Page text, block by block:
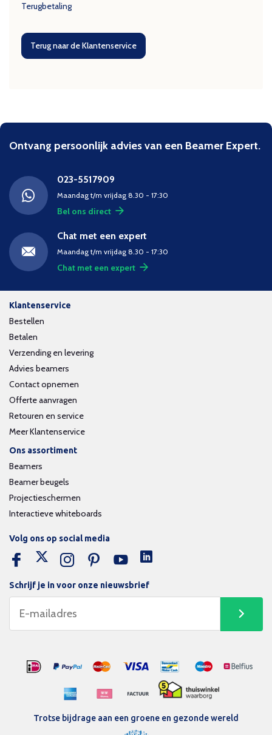
Terugbetaling
Terug naar de Klantenservice
Ontvang persoonlijk advies van een Beamer Expert.
023-5517909
Maandag t/m vrijdag 8.30 - 17:30
Bel ons direct
Chat met een expert
Maandag t/m vrijdag 8.30 - 17:30
Chat met een expert
Klantenservice
Bestellen
Betalen
Verzending en levering
Advies beamers
Contact opnemen
Offerte aanvragen
Retouren en service
Meer Klantenservice
Ons assortiment
Beamers
Beamer beugels
Projectieschermen
Interactieve whiteboards
Schrijf je in voor onze nieuwsbrief
Volg ons op social media
Trotse bijdrage aan een groene en gezonde wereld